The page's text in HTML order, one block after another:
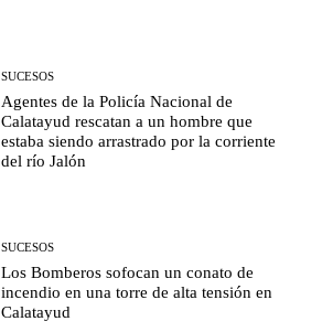
SUCESOS
Agentes de la Policía Nacional de
Calatayud rescatan a un hombre que
estaba siendo arrastrado por la corriente
del río Jalón
SUCESOS
Los Bomberos sofocan un conato de
incendio en una torre de alta tensión en
Calatayud